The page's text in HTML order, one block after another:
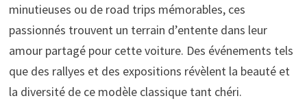
minutieuses ou de road trips mémorables, ces
passionnés trouvent un terrain d’entente dans leur
amour partagé pour cette voiture. Des événements tels
que des rallyes et des expositions révèlent la beauté et
la diversité de ce modèle classique tant chéri.